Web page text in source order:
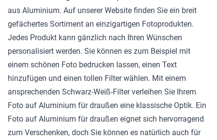
aus Aluminium. Auf unserer Website finden Sie ein breit
gefächertes Sortiment an einzigartigen Fotoprodukten.
Jedes Produkt kann gänzlich nach Ihren Wünschen
personalisiert werden. Sie können es zum Beispiel mit
einem schönen Foto bedrucken lassen, einen Text
hinzufügen und einen tollen Filter wählen. Mit einem
ansprechenden Schwarz-Weiß-Filter verleihen Sie Ihrem
Foto auf Aluminium für draußen eine klassische Optik. Ein
Foto auf Aluminium für draußen eignet sich hervorragend
zum Verschenken, doch Sie können es natürlich auch für